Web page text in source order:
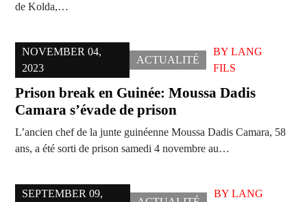
de Kolda,…
NOVEMBER 04,
2023
ACTUALITÉ
BY LANG
FILS
Prison break en Guinée: Moussa Dadis
Camara s’évade de prison
L’ancien chef de la junte guinéenne Moussa Dadis Camara, 58
ans, a été sorti de prison samedi 4 novembre au…
SEPTEMBER 09, BY LANG